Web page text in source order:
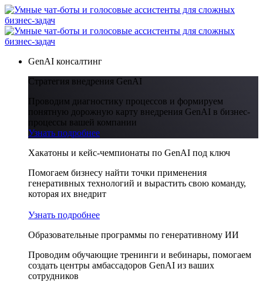
GenAI консалтинг
Стратегия внедрения GenAI
Проводим диагностику процессов и формируем
понятную дорожную карту внедрения GenAI в бизнес-
процессы вашей компании
Узнать подробнее
Хакатоны и кейс-чемпионаты по GenAI под ключ
Помогаем бизнесу найти точки применения
генеративных технологий и вырастить свою команду,
которая их внедрит
Узнать подробнее
Образовательные программы по генеративному ИИ
Проводим обучающие тренинги и вебинары, помогаем
создать центры амбассадоров GenAI из ваших
сотрудников